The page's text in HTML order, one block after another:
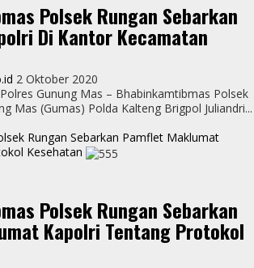
Polsek Rungan Sebarkan
Di Kantor Kecamatan
2 Oktober 2020
Gunung Mas – Bhabinkamtibmas Polsek
Mas (Gumas) Polda Kalteng Brigpol Juliandri...
Rungan Sebarkan Pamflet Maklumat
Kesehatan
Polsek Rungan Sebarkan
Kapolri Tentang Protokol